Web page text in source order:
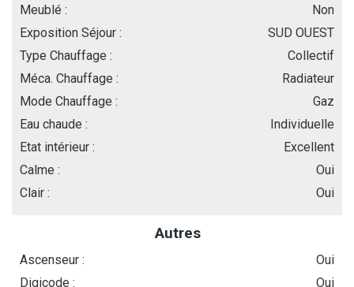
Meublé :
Non
Exposition Séjour :
SUD OUEST
Type Chauffage :
Collectif
Méca. Chauffage :
Radiateur
Mode Chauffage :
Gaz
Eau chaude :
Individuelle
Etat intérieur :
Excellent
Calme :
Oui
Clair :
Oui
Autres
Ascenseur :
Oui
Digicode :
Oui